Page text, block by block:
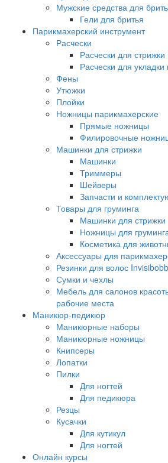
Мужские средства для
Гели для бритья
Парикмахерский инструмент
Расчески
Расчески для стрижки
Расчески для укладки
Фены
Утюжки
Плойки
Ножницы парикмахерские
Прямые ножницы
Филировочные
Машинки для стрижки
Машинки
Триммеры
Шейверы
Запчасти и
Товары для груминга
Машинки для стрижки
Ножницы для
Косметика для
Аксессуары для
Резинки для волос
Сумки и чехлы
Мебель для салонов
рабочие места
Маникюр-педикюр
Маникюрные наборы
Маникюрные ножницы
Книпсеры
Лопатки
Пилки
Для ногтей
Для педикюра
Резцы
Кусачки
Для кутикул
Для ногтей
Онлайн курсы